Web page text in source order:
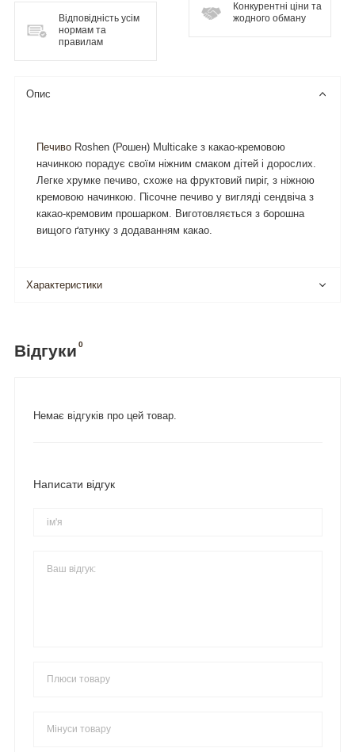
Відповідність усім
нормам та
правилам
Конкурентні ціни та
жодного обману
Опис
Печиво Roshen (Рошен) Multicake з какао-кремовою
начинкою порадує своїм ніжним смаком дітей і дорослих.
Легке хрумке печиво, схоже на фруктовий пиріг, з ніжною
кремовою начинкою. Пісочне печиво у вигляді сендвіча з
какао-кремовим прошарком. Виготовляється з борошна
вищого ґатунку з додаванням какао.
Характеристики
Відгуки 0
Немає відгуків про цей товар.
Написати відгук